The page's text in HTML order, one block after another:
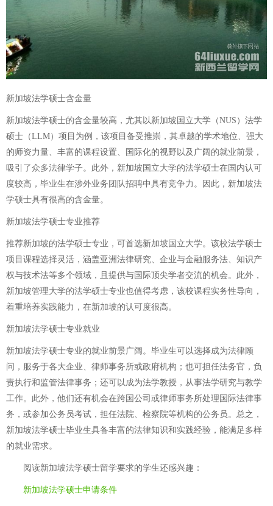
新加坡法学硕士含金量
新加坡法学硕士的含金量较高，尤其以新加坡国立大学（NUS）法学
硕士（LLM）项目为例，该项目备受推崇，其卓越的学术地位、强大
的师资力量、丰富的课程设置、国际化的视野以及广阔的就业前景，
吸引了众多法律学子。此外，新加坡国立大学的法学硕士在国内认可
度较高，毕业生在涉外业务团队招聘中具有竞争力。因此，新加坡法
学硕士具有很高的含金量。
新加坡法学硕士专业推荐
推荐新加坡的法学硕士专业，可首选新加坡国立大学。该校法学硕士
项目课程选择灵活，涵盖亚洲法律研究、企业与金融服务法、知识产
权与技术法等多个领域，且提供与国际顶尖学者交流的机会。此外，
新加坡管理大学的法学硕士专业也值得考虑，该校课程实务性导向，
着重培养实践能力，在新加坡的认可度很高。
新加坡法学硕士专业就业
新加坡法学硕士专业的就业前景广阔。毕业生可以选择成为法律顾
问，服务于各大企业、律师事务所或政府机构；也可担任法务官，负
责执行和监管法律事务；还可以成为法学教授，从事法学研究与教学
工作。此外，他们还有机会在跨国公司或律师事务所处理国际法律事
务，或参加公务员考试，担任法院、检察院等机构的公务员。总之，
新加坡法学硕士毕业生具备丰富的法律知识和实践经验，能满足多样
的就业需求。
阅读新加坡法学硕士留学要求的学生还感兴趣：
新加坡法学硕士申请条件